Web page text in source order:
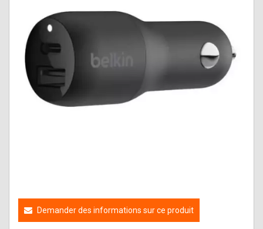
Demander des informations sur ce produit